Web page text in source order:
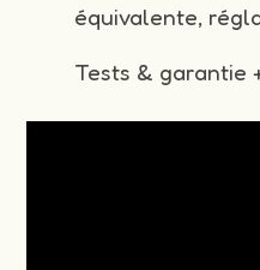
équivalente,
Tests & garantie